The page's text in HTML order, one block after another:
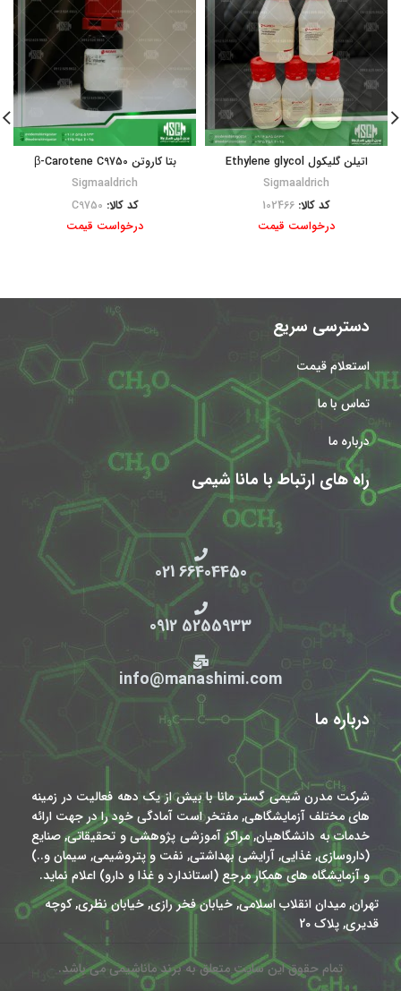
اتیلن گلیکول Ethylene glycol
Sigmaaldrich
کد کالا: 102466
درخواست قیمت
بتا کاروتن β-Carotene C9750
Sigmaaldrich
کد کالا: C9750
درخواست قیمت
دسترسی سریع
استعلام قیمت
تماس با ما
درباره ما
راه های ارتباط با مانا شیمی
66404450 021
5255933 0912
info@manashimi.com
درباره ما
شرکت مدرن شیمی گستر مانا با بیش از یک دهه فعالیت در زمینه
های مختلف آزمایشگاهی, مفتخر است آمادگی خود را در جهت ارائه
خدمات به دانشگاهیان, مراکز آموزشی پژوهشی و تحقیقاتی, صنایع
(داروسازی, غذایی, آرایشی بهداشتی, نفت و پتروشیمی, سیمان و..)
و آزمایشگاه های همکار مرجع (استاندارد و غذا و دارو) اعلام نماید.
تهران, میدان انقلاب اسلامی, خیابان فخر رازی, خیابان نظری, کوچه
قدیری, پلاک 20
تمام حقوق این سایت متعلق به برند ماناشیمی می باشد.